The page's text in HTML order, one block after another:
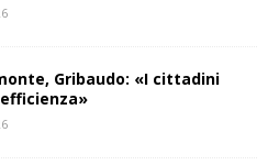
Gribaudo: «I cittadini